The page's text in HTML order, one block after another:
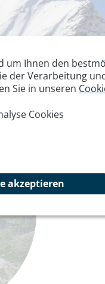
Ihnen den
der Verarbeitung
Sie in unseren
Cookies
akzeptieren